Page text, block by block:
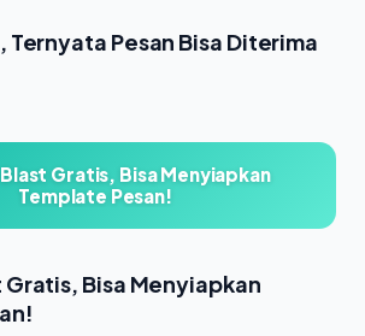
Ternyata Pesan Bisa Diterima
Blast Gratis, Bisa Menyiapkan
Template Pesan!
Gratis, Bisa Menyiapkan